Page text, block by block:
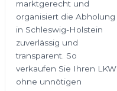
organisiert die Abholung
in Schleswig-Holstein
zuverlässig und
transparent. So
verkaufen Sie Ihren LKW
ohne unnötigen
Aufwand.